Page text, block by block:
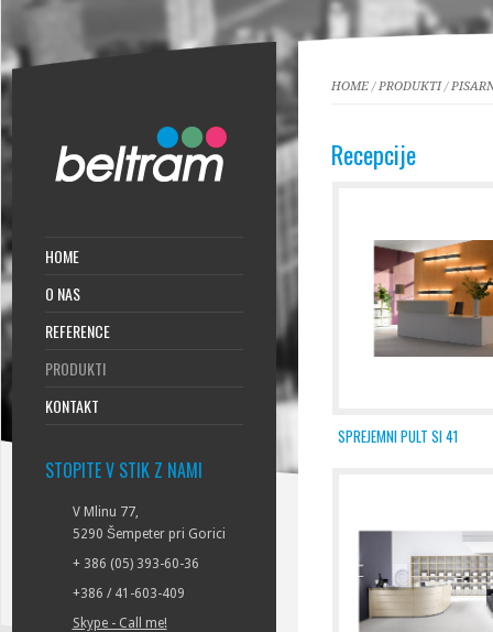
HOME
O NAS
REFERENCE
PRODUKTI
KONTAKT
STOPITE V STIK Z NAMI
V Mlinu 77,
5290 Šempeter pri Gorici
+ 386 (05) 393-60-36
+386 / 41-603-409
Skype - Call me!
HOME/PRODUKTI/
Recepcije
SPREJEMNI PULT SI 41